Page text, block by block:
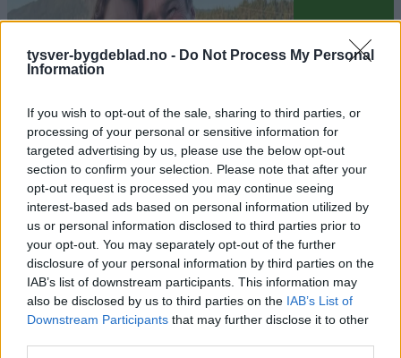
tysver-bygdeblad.no - Do Not Process My Personal
Information
If you wish to opt-out of the sale, sharing to third parties, or
processing of your personal or sensitive information for
targeted advertising by us, please use the below opt-out
section to confirm your selection. Please note that after your
opt-out request is processed you may continue seeing
interest-based ads based on personal information utilized by
us or personal information disclosed to third parties prior to
your opt-out. You may separately opt-out of the further
disclosure of your personal information by third parties on the
IAB’s list of downstream participants. This information may
also be disclosed by us to third parties on the IAB’s List of
Downstream Participants that may further disclose it to other
Sommerpraten
– Finner roen på hytta
Abonnement